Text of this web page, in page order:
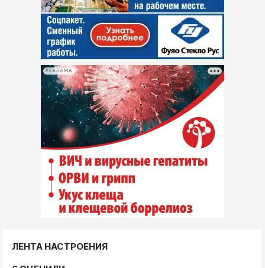
РЕКЛАМА
ЛЕНТА НАСТРОЕНИЯ